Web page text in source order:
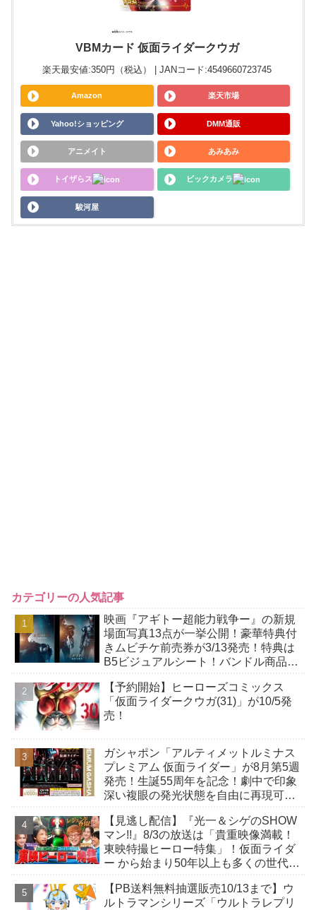
VBMカード 仮面ライダークウガ
楽天最安値:350円（税込） | JANコード:4549660723745
Amazon 楽天市場
Yahoo!ショッピング DMM通販
アニメイト あみあみ
トイザらス ビックカメラ
駿河屋
カテゴリーの人気記事
映画『アギトー超能力戦争ー』の新規
場面写真13点が一挙公開！豪華特典付
きムビチケ前売券が3/13発売！特典は
B5ビジュアルシート！バンドル商品付
【予約開始】ヒーローズコミックス
「仮面ライダークウガ(31)」が10/5発
売！
ガシャポン「アルティメットルミナス
プレミアム 仮面ライダー」が8月第5週
発売！生誕55周年を記念！劇中で印象
深い複眼の発光状態を自由に再現可
【見逃し配信】『光一＆シゲのSHOW
マン!!』8/3の放送は「貴重映像満載！
東映特撮ヒーロー特集」！仮面ライダ
ー から始まり50年以上も多くの世代に
かす！
【PB送料無料抽選販売10/13まで】ウ
ルトラマンシリーズ「ウルトラレプリ